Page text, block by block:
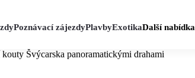
Poznávací zájezdyPlavbyExotikaDalší nabídka
Švýcarska panoramatickými drahami